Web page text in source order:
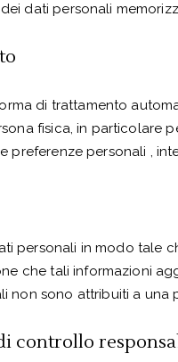
dati personali
di trattamento
fisica, in
preferenze personali ,
personali in modo tale
che tali informazioni
non sono attribuiti a
controllo